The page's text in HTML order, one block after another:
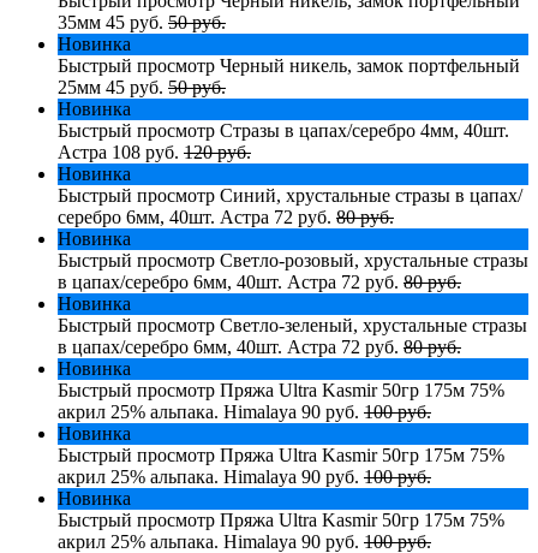
35мм 45 руб. 50 руб.
Новинка
Быстрый просмотр Черный никель, замок портфельный
25мм 45 руб. 50 руб.
Новинка
Быстрый просмотр Стразы в цапах/серебро 4мм, 40шт.
Астра 108 руб. 120 руб.
Новинка
Быстрый просмотр Синий, хрустальные стразы в цапах/
серебро 6мм, 40шт. Астра 72 руб. 80 руб.
Новинка
Быстрый просмотр Светло-розовый, хрустальные стразы
в цапах/серебро 6мм, 40шт. Астра 72 руб. 80 руб.
Новинка
Быстрый просмотр Светло-зеленый, хрустальные стразы
в цапах/серебро 6мм, 40шт. Астра 72 руб. 80 руб.
Новинка
Быстрый просмотр Пряжа Ultra Kasmir 50гр 175м 75%
акрил 25% альпака. Himalaya 90 руб. 100 руб.
Новинка
Быстрый просмотр Пряжа Ultra Kasmir 50гр 175м 75%
акрил 25% альпака. Himalaya 90 руб. 100 руб.
Новинка
Быстрый просмотр Пряжа Ultra Kasmir 50гр 175м 75%
акрил 25% альпака. Himalaya 90 руб. 100 руб.